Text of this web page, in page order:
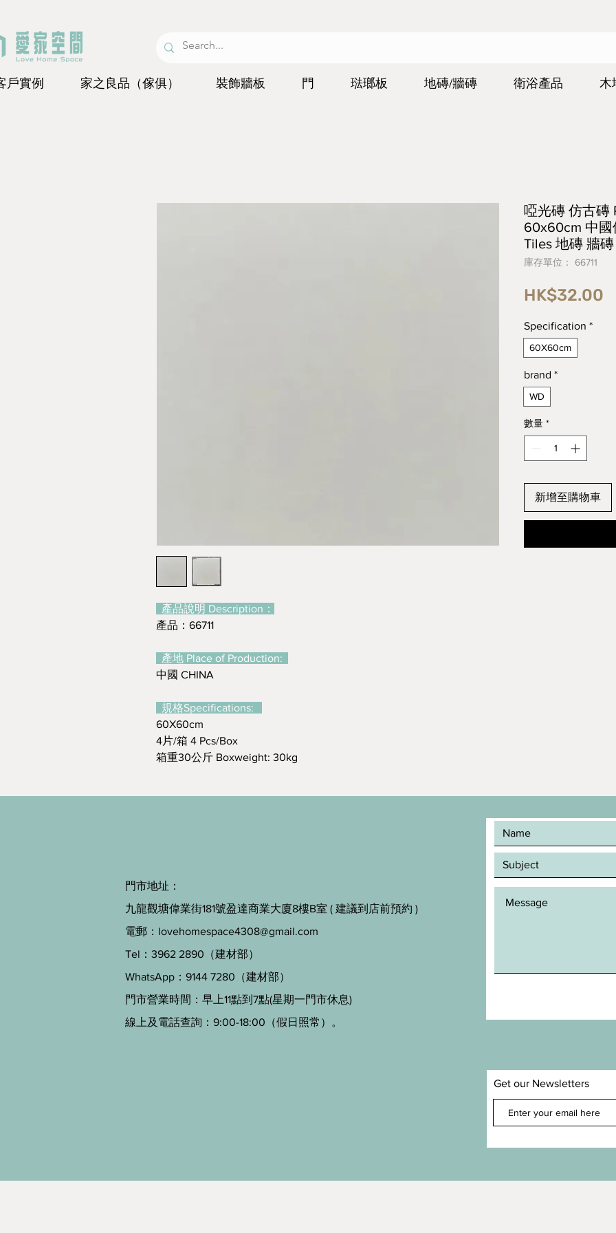
戶實例 家之良品（傢俱） 裝飾牆板 門 琺瑯板 地磚/牆磚 衛浴產品 木
產品說明 Description：
產品：66711
產地 Place of Production:
中國 CHINA
規格Specifications:
60X60cm
4片/箱 4 Pcs/Box
箱重30公斤 Boxweight: 30kg
啞光磚 仿古磚
60x60cm 中國
Tiles 地磚 牆磚
庫存單位： 66711
HK$32.00
Specification *
60X60cm
brand *
WD
數量 *
新增至購物車
門市地址：
九龍觀塘偉業街181號盈達商業大廈8樓B室 ( 建議到店前預約 )
電郵： lovehomespace4308@gmail.com
Tel：3962 2890（建材部）
WhatsApp：9144 7280（建材部）
門市營業時間：早上11點到7點(星期一門市休息)
線上及電話查詢：9:00-18:00（假日照常）。
Get our Newsletters